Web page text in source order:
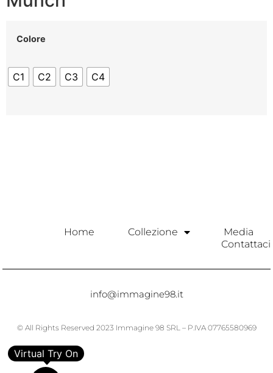
Colore
C1 C2 C3 C4
Home Collezione
Media
Contattaci
info@immagine98.it
© All Rights Reserved 2023 Immagine 98 SRL – P.IVA 07765580969
Virtual Try On